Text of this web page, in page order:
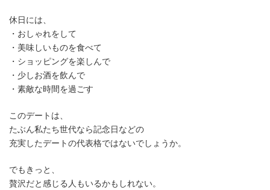
休日には、
・おしゃれをして
・美味しいものを食べて
・ショッピングを楽しんで
・少しお酒を飲んで
・素敵な時間を過ごす
このデートは、
たぶん私たち世代なら記念日などの
充実したデートの代表格ではないでしょうか。
でもきっと、
贅沢だと感じる人もいるかもしれない。